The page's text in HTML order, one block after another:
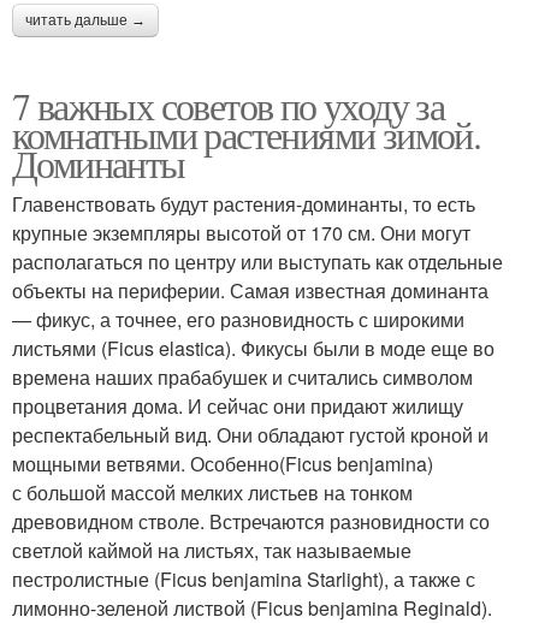
читать дальше →
7 важных советов по уходу за
комнатными растениями зимой.
Доминанты
Главенствовать будут растения-доминанты, то есть
крупные экземпляры высотой от 170 см. Они могут
располагаться по центру или выступать как отдельные
объекты на периферии. Самая известная доминанта
— фикус, а точнее, его разновидность с широкими
листьями (Ficus elastica). Фикусы были в моде еще во
времена наших прабабушек и считались символом
процветания дома. И сейчас они придают жилищу
респектабельный вид. Они обладают густой кроной и
мощными ветвями. Особенно(Ficus benjamina)
с большой массой мелких листьев на тонком
древовидном стволе. Встречаются разновидности со
светлой каймой на листьях, так называемые
пестролистные (Ficus benjamina Starlight), а также с
лимонно-зеленой листвой (Ficus benjamina Reginald).